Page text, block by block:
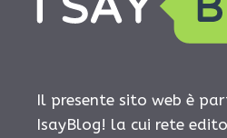
Il presente sito web è
IsayBlog! la cui rete